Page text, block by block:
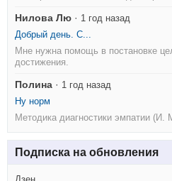
Нилова Лю · 1 год назад
Добрый день. С...
Мне нужна помощь в постановке
достижения.
Полина · 1 год назад
Ну норм
Методика диагностики эмпатии
Подписка на обновления